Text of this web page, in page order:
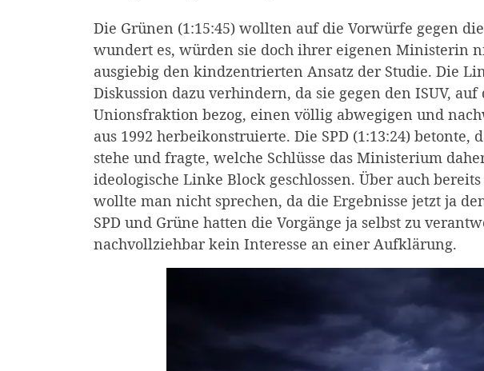
Die Grünen (1:15:45) wollten auf die Vorwürfe gegen
wundert es, würden sie doch ihrer eigenen Ministerin
ausgiebig den kindzentrierten Ansatz der Studie. Die
Diskussion dazu verhindern, da sie gegen den ISUV,
Unionsfraktion bezog, einen völlig abwegigen und
aus 1992 herbeikonstruierte. Die SPD (1:13:24)
stehe und fragte, welche Schlüsse das Ministerium
ideologische Linke Block geschlossen. Über auch
wollte man nicht sprechen, da die Ergebnisse jetzt ja
SPD und Grüne hatten die Vorgänge ja selbst zu
nachvollziehbar kein Interesse an einer Aufklärung.